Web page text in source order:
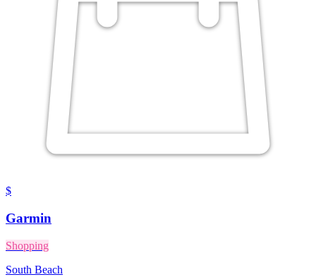
$
Garmin
Shopping
South Beach